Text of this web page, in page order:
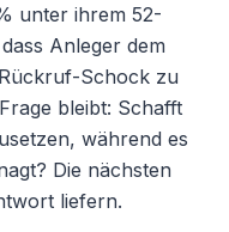
unter ihrem 52-
Anleger dem
Schock zu
bleibt: Schafft
während es
Die nächsten
liefern.